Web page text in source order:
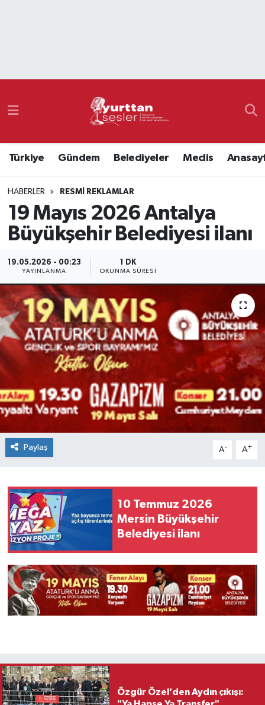
Türkiye Gündem Belediyeler Meclis
HABERLER RESMI REKLAMLAR
19 Mayıs 2026 Antalya
Büyükşehir Belediyesi ilanı
19.05.2026 - 00:23
YAYINLANMA
1 DK
OKUNMA SÜRESI
Paylaş A- A+
10 Temmuz 2026
Mersin Büyükşehir
Belediyesi ilanı
Özgür Özel’den Aydın çıkışı:
Namaz Vakitleri
Süper Lig Puan Durumu ve Fikstür
Tüm Manşetler
Son Dakika Haberleri